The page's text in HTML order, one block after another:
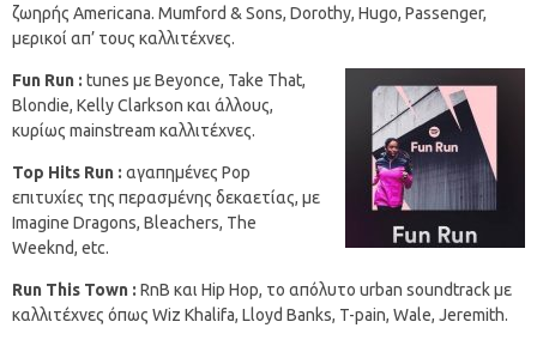
ζωηρής Americana. Mumford & Sons, Dorothy, Hugo, Passenger,
μερικοί απ’ τους καλλιτέχνες.
Fun Run : tunes με Beyonce, Take That,
Blondie, Kelly Clarkson και άλλους,
κυρίως mainstream καλλιτέχνες.
Top Hits Run : αγαπημένες Pop
επιτυχίες της περασμένης δεκαετίας, με
Imagine Dragons, Bleachers, The
Weeknd, etc.
Run This Town : RnB και Hip Hop, το απόλυτο urban soundtrack με
καλλιτέχνες όπως Wiz Khalifa, Lloyd Banks, T-pain, Wale, Jeremith.